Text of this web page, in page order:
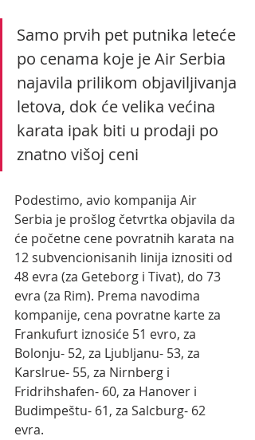
Samo prvih pet putnika leteće
po cenama koje je Air Serbia
najavila prilikom objaviljivanja
letova, dok će velika većina
karata ipak biti u prodaji po
znatno višoj ceni
Podestimo, avio kompanija Air
Serbia je prošlog četvrtka objavila da
će početne cene povratnih karata na
12 subvencionisanih linija iznositi od
48 evra (za Geteborg i Tivat), do 73
evra (za Rim). Prema navodima
kompanije, cena povratne karte za
Frankufurt iznosiće 51 evro, za
Bolonju- 52, za Ljubljanu- 53, za
Karslrue- 55, za Nirnberg i
Fridrihshafen- 60, za Hanover i
Budimpeštu- 61, za Salcburg- 62
evra.